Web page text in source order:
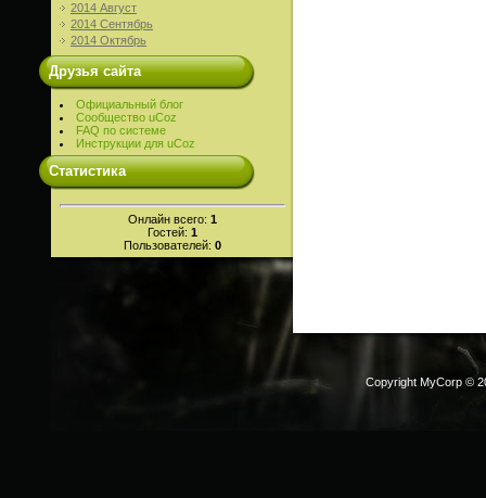
2014 Август
2014 Сентябрь
2014 Октябрь
Друзья сайта
Официальный блог
Сообщество uCoz
FAQ по системе
Инструкции для uCoz
Статистика
Онлайн всего: 1
Гостей: 1
Пользователей: 0
Copyright MyCorp ©